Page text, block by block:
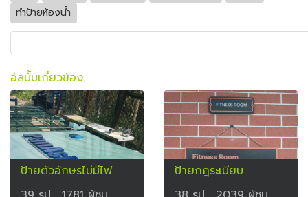
ทำป้ายห้องน้ำ
อัลบั้มเกี่ยวข้อง
ป้ายตัวอักษรไม่มีไฟ
ป้ายกฎระเบียบ